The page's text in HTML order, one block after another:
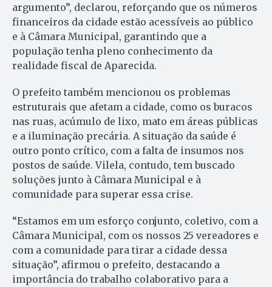
argumento”, declarou, reforçando que os números
financeiros da cidade estão acessíveis ao público
e à Câmara Municipal, garantindo que a
população tenha pleno conhecimento da
realidade fiscal de Aparecida.
O prefeito também mencionou os problemas
estruturais que afetam a cidade, como os buracos
nas ruas, acúmulo de lixo, mato em áreas públicas
e a iluminação precária. A situação da saúde é
outro ponto crítico, com a falta de insumos nos
postos de saúde. Vilela, contudo, tem buscado
soluções junto à Câmara Municipal e à
comunidade para superar essa crise.
“Estamos em um esforço conjunto, coletivo, com a
Câmara Municipal, com os nossos 25 vereadores e
com a comunidade para tirar a cidade dessa
situação”, afirmou o prefeito, destacando a
importância do trabalho colaborativo para a